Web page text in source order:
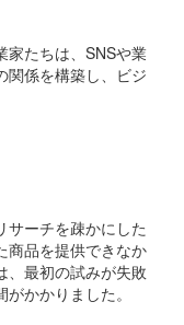
家たちは、SNSや業
関係を構築し、ビジ
サーチを疎かにした
商品を提供できなか
、最初の試みが失敗
かかりました。